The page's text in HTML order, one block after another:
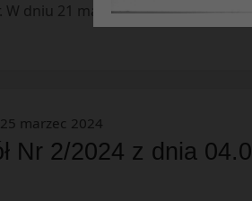
W dniu 21 marca 2024 r. […]
25 marzec 2024
Nr 2/2024 z dnia